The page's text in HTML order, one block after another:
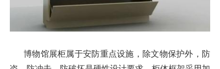
博物馆展柜属于安防重点设施，除文物保护外，防